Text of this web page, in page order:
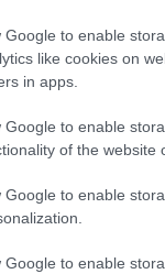
Google to enable
like cookies on
in apps.
Google to enable
of the website
Google to enable
Google to enable
Magyarországon
fúvószenekar
táncoltat,
is.
i
- The